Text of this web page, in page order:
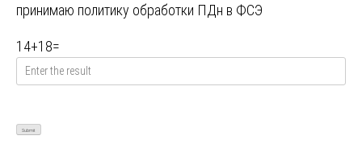
принимаю политику обработки ПДн в ФСЭ
14+18=